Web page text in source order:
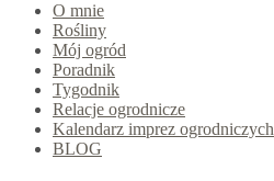
O mnie
Rośliny
Mój ogród
Poradnik
Tygodnik
Relacje ogrodnicze
Kalendarz imprez ogrodniczych
BLOG